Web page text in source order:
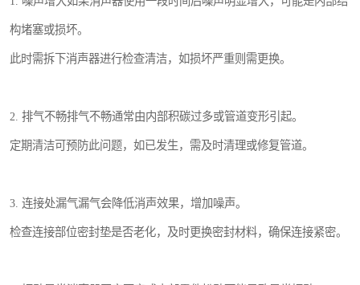
构堵塞或损坏。
此时需拆下消声器进行检查清洁，如损坏严重则需更换。
2. 排气不畅排气不畅通常由内部积碳过多或管道变形引起。
定期清洁可预防此问题，如已发生，需及时清理或修复管道。
3. 连接处漏气漏气会降低消声效果，增加噪声。
检查连接部位密封垫是否老化，及时更换密封材料，确保连接紧密。